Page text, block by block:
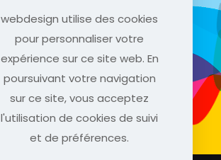
webdesign utilise des cookies
pour personnaliser votre
expérience sur ce site web. En
poursuivant votre navigation
sur ce site, vous acceptez
l'utilisation de cookies de suivi
et de préférences.